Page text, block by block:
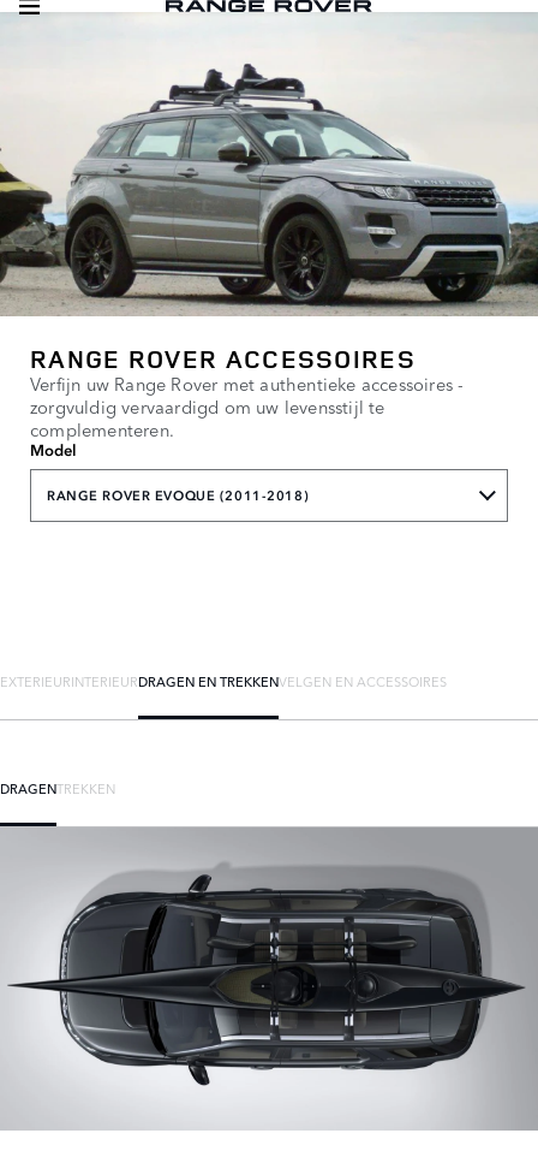
RANGE ROVER ACCESSOIRES
Verfijn uw Range Rover met authentieke accessoires -
zorgvuldig vervaardigd om uw levensstijl te
complementeren.
Model
RANGE ROVER EVOQUE (2011-2018)
EXTERIEURINTERIEURDRAGEN EN TREKKENVELGEN EN ACCESSOIRES
DRAGENTREKKEN